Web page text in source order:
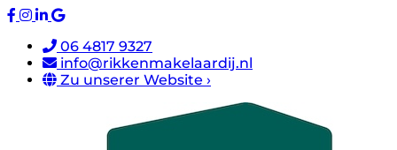
06 4817 9327
info@rikkenmakelaardij.nl
Zu unserer Website ›